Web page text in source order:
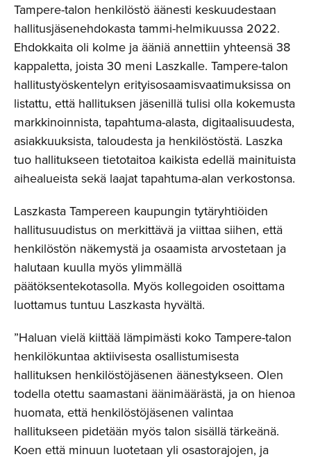
Tampere-talon henkilöstö äänesti keskuudestaan
hallitusjäsenehdokasta tammi-helmikuussa 2022.
Ehdokkaita oli kolme ja ääniä annettiin yhteensä 38
kappaletta, joista 30 meni Laszkalle. Tampere-talon
hallitustyöskentelyn erityisosaamisvaatimuksissa on
listattu, että hallituksen jäsenillä tulisi olla kokemusta
markkinoinnista, tapahtuma-alasta, digitaalisuudesta,
asiakkuuksista, taloudesta ja henkilöstöstä. Laszka
tuo hallitukseen tietotaitoa kaikista edellä mainituista
aihealueista sekä laajat tapahtuma-alan verkostonsa.
Laszkasta Tampereen kaupungin tytäryhtiöiden
hallitusuudistus on merkittävä ja viittaa siihen, että
henkilöstön näkemystä ja osaamista arvostetaan ja
halutaan kuulla myös ylimmällä
päätöksentekotasolla. Myös kollegoiden osoittama
luottamus tuntuu Laszkasta hyvältä.
”Haluan vielä kiittää lämpimästi koko Tampere-talon
henkilökuntaa aktiivisesta osallistumisesta
hallituksen henkilöstöjäsenen äänestykseen. Olen
todella otettu saamastani äänimäärästä, ja on hienoa
huomata, että henkilöstöjäsenen valintaa
hallitukseen pidetään myös talon sisällä tärkeänä.
Koen että minuun luotetaan yli osastorajojen, ja